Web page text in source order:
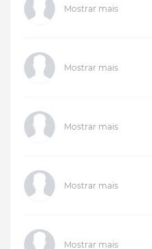
Mostrar mais
Mostrar mais
Mostrar mais
Mostrar mais
Mostrar mais